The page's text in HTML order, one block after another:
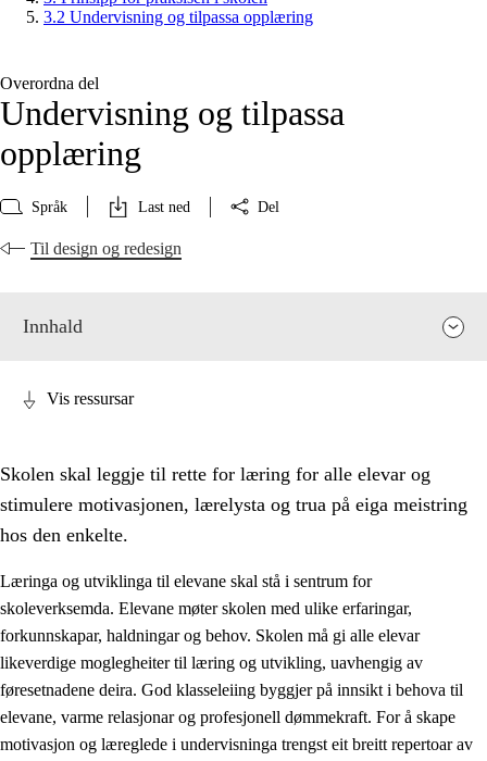
3.2 Undervisning og tilpassa opplæring
Overordna del
Undervisning og tilpassa
opplæring
Språk Last ned Del
Til design og redesign
Innhald
3. Prinsipp for praksisen i skolen
Vis ressursar
Skolen skal leggje til rette for læring for alle elevar og
stimulere motivasjonen, lærelysta og trua på eiga meistring
hos den enkelte.
Læringa og utviklinga til elevane skal stå i sentrum for
skoleverksemda. Elevane møter skolen med ulike erfaringar,
forkunnskapar, haldningar og behov. Skolen må gi alle elevar
likeverdige moglegheiter til læring og utvikling, uavhengig av
føresetnadene deira. God klasseleiing byggjer på innsikt i behova til
elevane, varme relasjonar og profesjonell dømmekraft. For å skape
motivasjon og læreglede i undervisninga trengst eit breitt repertoar av